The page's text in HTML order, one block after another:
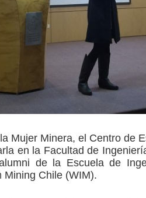
Mujer Minera, el Centro de
en la Facultad de
de la Escuela de
Mining Chile (WIM).